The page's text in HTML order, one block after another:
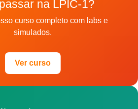
na LPIC-1?
curso completo com labs e
simulados.
Ver curso